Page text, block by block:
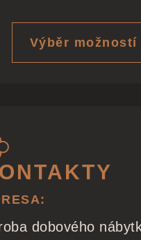
Výběr možností
dobového